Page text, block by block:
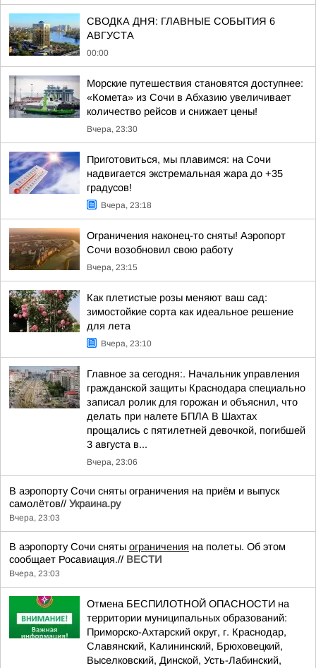
СВОДКА ДНЯ: ГЛАВНЫЕ СОБЫТИЯ 6
АВГУСТА
00:00
Морские путешествия становятся доступнее:
«Комета» из Сочи в Абхазию увеличивает
количество рейсов и снижает цены!
Вчера, 23:30
Приготовиться, мы плавимся: на Сочи
надвигается экстремальная жара до +35
градусов!
Вчера, 23:18
Ограничения наконец-то сняты! Аэропорт
Сочи возобновил свою работу
Вчера, 23:15
Как плетистые розы меняют ваш сад:
зимостойкие сорта как идеальное решение
для лета
Вчера, 23:10
Главное за сегодня:. Начальник управления
гражданской защиты Краснодара специально
записал ролик для горожан и объяснил, что
делать при налете БПЛА В Шахтах
прощались с пятилетней девочкой, погибшей
3 августа в...
Вчера, 23:06
В аэропорту Сочи сняты ограничения на приём и выпуск
самолётов// Украина.ру
Вчера, 23:03
В аэропорту Сочи сняты ограничения на полеты. Об этом
сообщает Росавиация.// ВЕСТИ
Вчера, 23:03
Отмена БЕСПИЛОТНОЙ ОПАСНОСТИ на
территории муниципальных образований:
Приморско-Ахтарский округ, г. Краснодар,
Славянский, Калининский, Брюховецкий,
Выселковский, Динской, Усть-Лабинский,